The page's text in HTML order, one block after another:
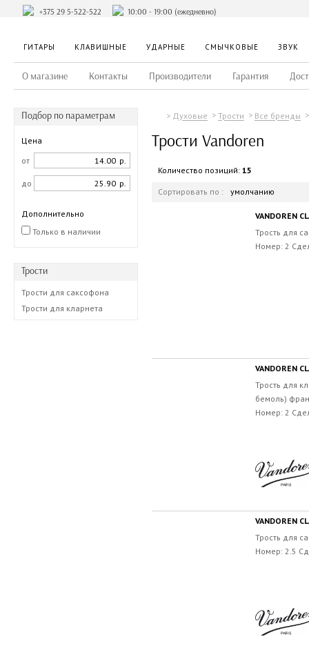
+375 29 5-522-522 10:00 - 19:00 (ежедневно)
ГИТАРЫ КЛАВИШНЫЕ УДАРНЫЕ СМЫЧКОВЫЕ ЗВУК
О магазине Контакты Производители Гарантия
Подбор по параметрам
Цена
от
р.
до р.
Дополнительно
Только в наличии
Трости
Трости для саксофона
Трости для кларнета
Духовые Трости Все бренды
Трости Vandoren
Количество позиций: 15
Сортировать по : умолчанию
VANDOREN
Трость для
Номер: 2
VANDOREN
Трость для
бемоль)
Номер: 2
VANDOREN
Трость для
Номер: 2.5